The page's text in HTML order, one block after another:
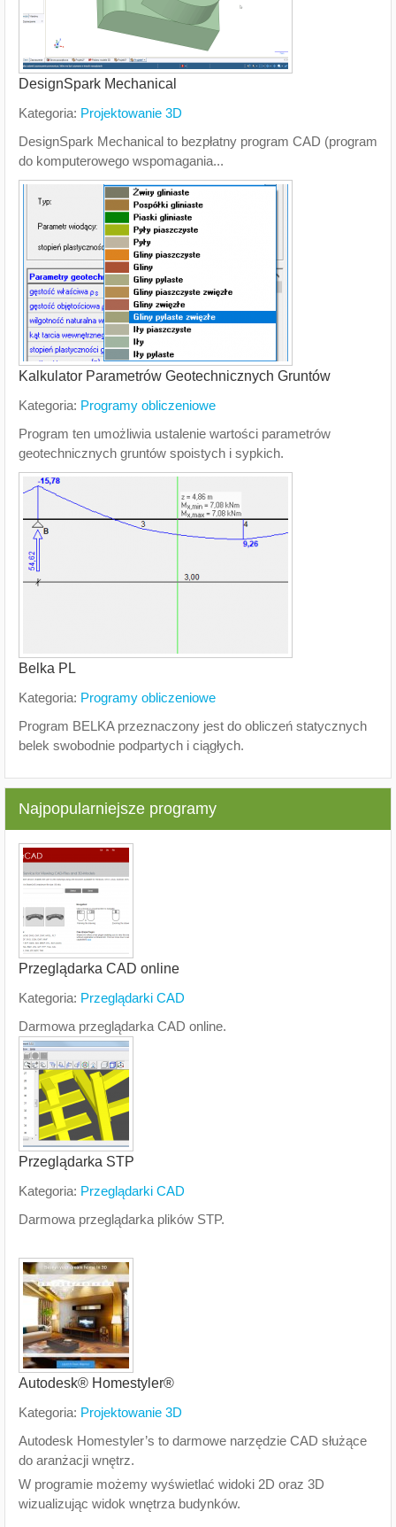
DesignSpark Mechanical
Kategoria: Projektowanie 3D
DesignSpark Mechanical to bezpłatny program CAD (program
do komputerowego wspomagania...
Kalkulator Parametrów Geotechnicznych Gruntów
Kategoria: Programy obliczeniowe
Program ten umożliwia ustalenie wartości parametrów
geotechnicznych gruntów spoistych i sypkich.
Belka PL
Kategoria: Programy obliczeniowe
Program BELKA przeznaczony jest do obliczeń statycznych
belek swobodnie podpartych i ciągłych.
Najpopularniejsze programy
Przeglądarka CAD online
Kategoria: Przeglądarki CAD
Darmowa przeglądarka CAD online.
Przeglądarka STP
Kategoria: Przeglądarki CAD
Darmowa przeglądarka plików STP.
Autodesk® Homestyler®
Kategoria: Projektowanie 3D
Autodesk Homestyler’s to darmowe narzędzie CAD służące
do aranżacji wnętrz.
W programie możemy wyświetlać widoki 2D oraz 3D
wizualizując widok wnętrza budynków.